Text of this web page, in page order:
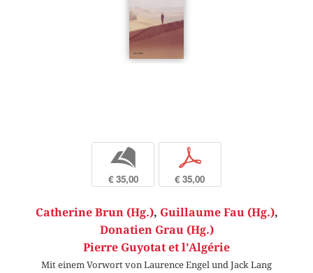
b
€ 35,00
p
€ 35,00
Catherine Brun (Hg.), Guillaume Fau (Hg.),
Donatien Grau (Hg.)
Pierre Guyotat et l’Algérie
Mit einem Vorwort von Laurence Engel und Jack Lang